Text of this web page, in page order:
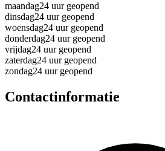
maandag24 uur geopend
dinsdag24 uur geopend
woensdag24 uur geopend
donderdag24 uur geopend
vrijdag24 uur geopend
zaterdag24 uur geopend
zondag24 uur geopend
Contactinformatie